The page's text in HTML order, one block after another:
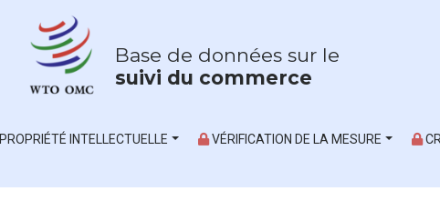
Base de données sur le
suivi du commerce
PROPRIÉTÉ INTELLECTUELLE VÉRIFICATION DE LA MESURE